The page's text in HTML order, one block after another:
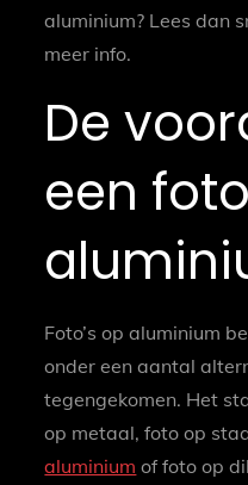
aluminium? Lees dan
meer info.
De
een
Foto’s op aluminium
onder een aantal
tegengekomen. Het
op metaal, foto op
aluminium of foto op